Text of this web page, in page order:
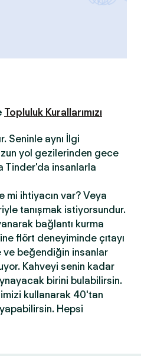
Topluluk Kurallarımızı
Seninle aynı İlgi
yol gezilerinden gece
Tinder'da insanlarla
mi ihtiyacın var? Veya
tanışmak istiyorsundur.
bağlantı kurma
flört deneyiminde çıtayı
ve beğendiğin insanlar
Kahveyi senin kadar
birini bulabilirsin.
kullanarak 40'tan
Hepsi